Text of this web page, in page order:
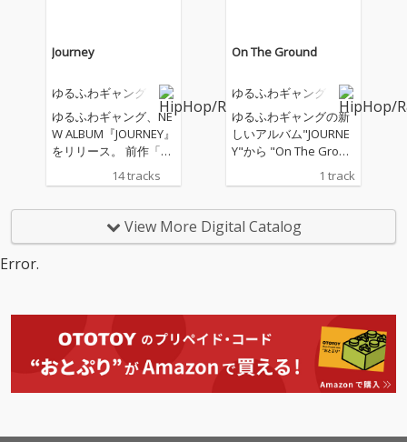
Journey
ゆるふわギャング
ゆるふわギャング、NE
W ALBUM『JOURNEY』
をリリース。 前作「G
AMA」から約1年ぶり
となるこのフォース・
を収録。アルバムのテ
ーマは”旅”。全曲Auto
14 tracks
On The Ground
ゆるふわギャング
ゆるふわギャングの新
しいアルバム"JOURNE
Y"から "On The Groun
1 track
View More Digital Catalog
Error.